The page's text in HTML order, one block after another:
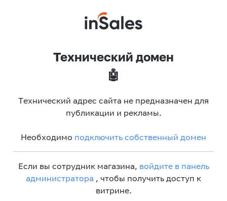
Технический домен
🤖
Технический адрес сайта не предназначен для
публикации и рекламы.
Необходимо подключить собственный домен
Если вы сотрудник магазина, войдите в панель
администратора , чтобы получить доступ к
витрине.